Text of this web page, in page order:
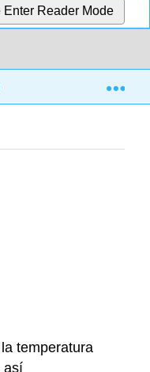
Enter Reader Mode
de valor límite
temperatura
así